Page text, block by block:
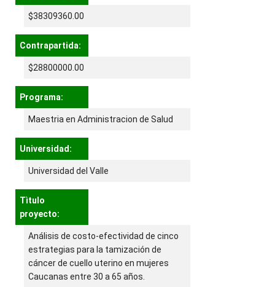
$38309360.00
Contrapartida:
$28800000.00
Programa:
Maestria en Administracion de Salud
Universidad:
Universidad del Valle
Tìtulo
proyecto:
Análisis de costo-efectividad de cinco
estrategias para la tamización de
cáncer de cuello uterino en mujeres
Caucanas entre 30 a 65 años.